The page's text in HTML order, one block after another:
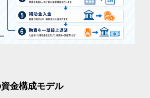
金構成モデル